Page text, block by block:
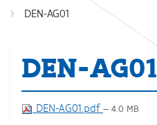
DEN-AG01
DEN-AG01
DEN-AG01.pdf — 4.0 MB